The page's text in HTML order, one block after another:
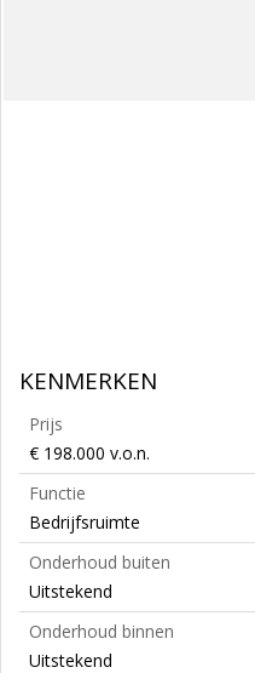
KENMERKEN
Prijs
€ 198.000 v.o.n.
Functie
Bedrijfsruimte
Onderhoud buiten
Uitstekend
Onderhoud binnen
Uitstekend